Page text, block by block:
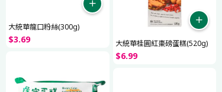
大統華龍口粉絲(300g)
$3.69 大統華桂圓紅棗磅蛋糕(520g)
$6.99